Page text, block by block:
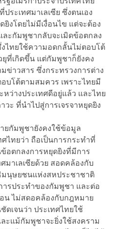
ระเทศมาเลเซีย ซึ่งตนเอง
ยิงโดยไม่มีเงื่อนไข แต่จะต้อง
ะกัมพูชากลับจะเมิดข้อตกลง
ไทยใช้ความอดกลั้นไม่ตอบโต้
ที่เกิดขึ้น แต่กัมพูชาก็ยังคง
ข่าวสาร ซึ่งกระทรวงการต่าง
บโต้ตามสมควร เพราะไทยมี
หว่างประเทศดีอยู่แล้ว และไทย
ะ ที่นำไปสู่การเจรจาหยุดยิง
ยกัมพูชายังคงใช้ข้อมูล
ไทยว่า ถือเป็นการกระทำที่
อตกลงการหยุดยิงที่มีการ
มาเลเซียด้วย สอดคล้องกับ
นุษยชนแห่งสหประชาชาติ
ารประทำของกัมพูชา และต่อ
น ไม่สดอคล้องกับกฎหมาย
เจนว่า ประเทศไทยใช้
ะแม้กัมพูชาจะยิ่งใช้สงคราม